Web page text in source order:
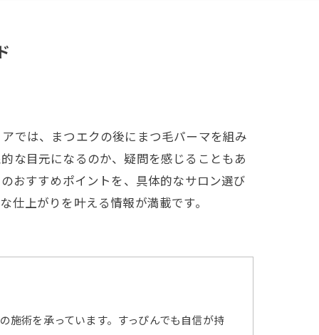
では、まつエクの後にまつ毛パーマを組み
な目元になるのか、疑問を感じることもあ
おすすめポイントを、具体的なサロン選び
上がりを叶える情報が満載です。
施術を承っています。すっぴんでも自信が持